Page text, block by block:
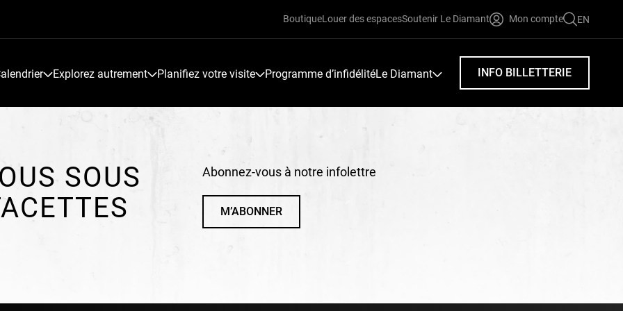
Explorez autrement Planifiez votre visite Programme d’infidélitéLe Diamant INFO BILLETTERIE
BoutiqueLouer des espacesSoutenir Le Diamant Mon compte
FAIRE
UNE
EN
SOUS
Abonnez-vous à notre infolettre
M’ABONNER